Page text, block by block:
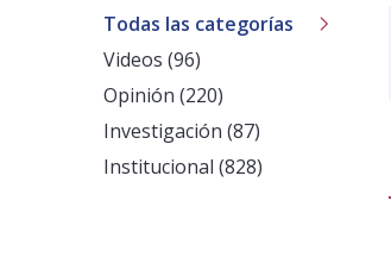
Todas las categorías
Videos (96)
Opinión (220)
Investigación (87)
Institucional (828)